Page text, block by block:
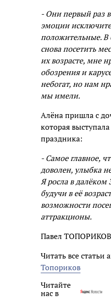
- Они первый раз
эмоции
положительные. В
снова посетить
их возрасте, мне
обозрения и
небогат, но нам
мы имели.
Алёна пришла с
которая
праздника:
- Самое главное,
доволен, улыбка
Я росла в далёком
будучи в её
возможности
аттракционы.
Павел ТОПОРИКОВ
Читать все статьи
Топориков
Читайте
нас в